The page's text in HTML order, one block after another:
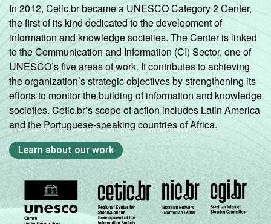
Nordeste -
Mais de 5
mil até 10
mil
habitantes
24 75 1
Nordeste -
Mais de 10
mil
habitantes
Nordeste -
Mais de 20
In 2012, Cetic.br became a UNESCO Category 2 Center,
the first of its kind dedicated to the development of
information and knowledge societies. The Center is linked
to the Communication and Information (CI) Sector, one of
UNESCO’s five areas of work. It contributes to achieving
the organization’s strategic objectives by strengthening its
efforts to monitor the building of information and knowledge
societies. Cetic.br’s scope of action includes Latin America
and the Portuguese-speaking countries of Africa.
Learn about our work